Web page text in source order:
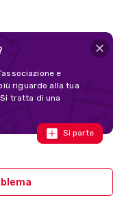
e
riguardo alla tua
tratta di una
Si parte